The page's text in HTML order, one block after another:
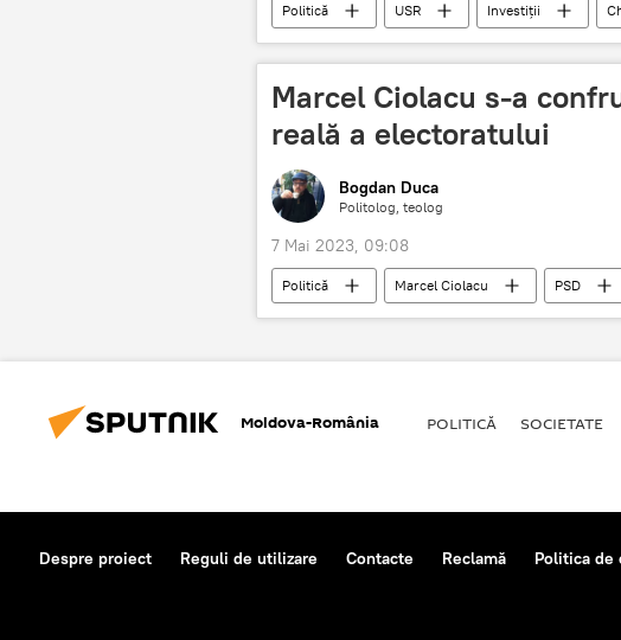
Politică USR Investiții
Marcel Ciolacu s-a
reală a electoratului
Bogdan Duca
Politolog, teolog
7 Mai 2023, 09:08
Politică Marcel Ciolacu PSD
Moldova-România POLITICĂ SOCIETATE
Despre proiect Reguli de utilizare Contacte Reclamă Politica